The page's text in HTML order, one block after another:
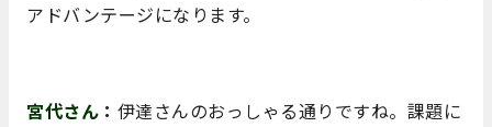
アドバンテージになります。
宮代さん ： 伊達さんのおっしゃる通りですね。課題に